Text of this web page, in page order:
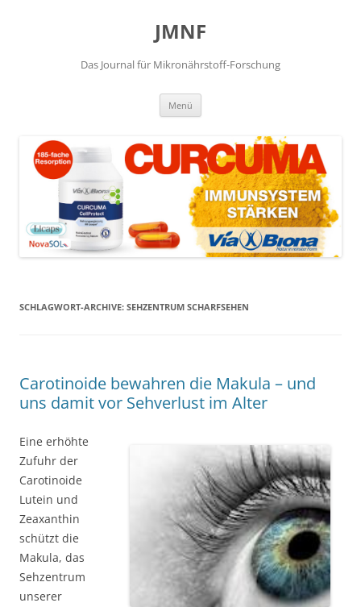
JMNF
Das Journal für Mikronährstoff-Forschung
Menü
SCHLAGWORT-ARCHIVE: SEHZENTRUM SCHARFSEHEN
Carotinoide bewahren die Makula – und
uns damit vor Sehverlust im Alter
Eine erhöhte
Zufuhr der
Carotinoide
Lutein und
Zeaxanthin
schützt die
Makula, das
Sehzentrum
unserer